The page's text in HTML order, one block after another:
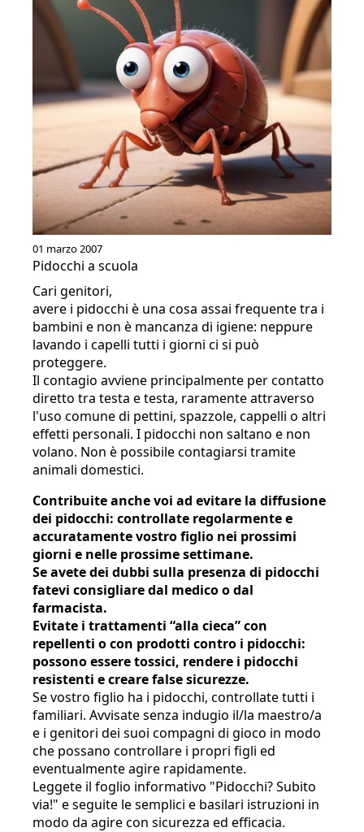
01 marzo 2007
Pidocchi a scuola
Cari genitori,
avere i pidocchi è una cosa assai frequente tra i
bambini e non è mancanza di igiene: neppure
lavando i capelli tutti i giorni ci si può
proteggere.
Il contagio avviene principalmente per contatto
diretto tra testa e testa, raramente attraverso
l'uso comune di pettini, spazzole, cappelli o altri
effetti personali. I pidocchi non saltano e non
volano. Non è possibile contagiarsi tramite
animali domestici.
Contribuite anche voi ad evitare la diffusione
dei pidocchi: controllate regolarmente e
accuratamente vostro figlio nei prossimi
giorni e nelle prossime settimane.
Se avete dei dubbi sulla presenza di pidocchi
fatevi consigliare dal medico o dal
farmacista.
Evitate i trattamenti “alla cieca” con
repellenti o con prodotti contro i pidocchi:
possono essere tossici, rendere i pidocchi
resistenti e creare false sicurezze.
Se vostro figlio ha i pidocchi, controllate tutti i
familiari. Avvisate senza indugio il/la maestro/a
e i genitori dei suoi compagni di gioco in modo
che possano controllare i propri figli ed
eventualmente agire rapidamente.
Leggete il foglio informativo "Pidocchi? Subito
via!" e seguite le semplici e basilari istruzioni in
modo da agire con sicurezza ed efficacia.